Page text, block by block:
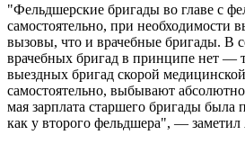
"Фельдшерские бригады во главе с
самостоятельно, при необходимости
вызовы, что и врачебные бригады. В
врачебных бригад в принципе нет —
выездных бригад скорой
самостоятельно, выбывают
мая зарплата старшего бригады была
как у второго фельдшера", —